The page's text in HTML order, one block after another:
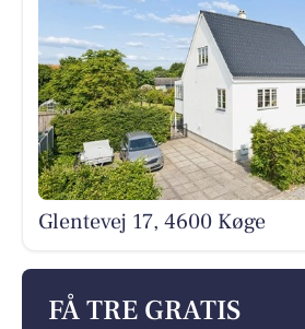
Glentevej 17, 4600 Køge
FÅ TRE GRATIS